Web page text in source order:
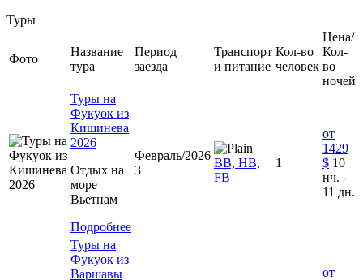
Туры
Фото
Название
тура
Период
заезда
Транспорт
и питание
Кол-во
человек
Цена/
Кол-
во
ночей
Туры на
Фукуок из
Кишинева
2026
Отдых на
море
Вьетнам
Подробнее
Февраль/2026
3
ВВ, HB,
FB
1
от
1429
$ 10
нч. -
11 дн.
Туры на
Фукуок из
Варшавы
от